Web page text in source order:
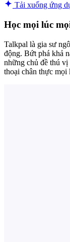
Tải xuống ứng
Học mọi lúc
Talkpal là gia sư
động. Bứt phá khả
những chủ đề thú vị
thoại chân thực mọi